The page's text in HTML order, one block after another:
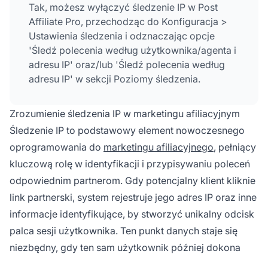
Tak, możesz wyłączyć śledzenie IP w Post
Affiliate Pro, przechodząc do Konfiguracja >
Ustawienia śledzenia i odznaczając opcje
'Śledź polecenia według użytkownika/agenta i
adresu IP' oraz/lub 'Śledź polecenia według
adresu IP' w sekcji Poziomy śledzenia.
Zrozumienie śledzenia IP w marketingu afiliacyjnym
Śledzenie IP to podstawowy element nowoczesnego
oprogramowania do marketingu afiliacyjnego, pełniący
kluczową rolę w identyfikacji i przypisywaniu poleceń
odpowiednim partnerom. Gdy potencjalny klient kliknie
link partnerski, system rejestruje jego adres IP oraz inne
informacje identyfikujące, by stworzyć unikalny odcisk
palca sesji użytkownika. Ten punkt danych staje się
niezbędny, gdy ten sam użytkownik później dokona